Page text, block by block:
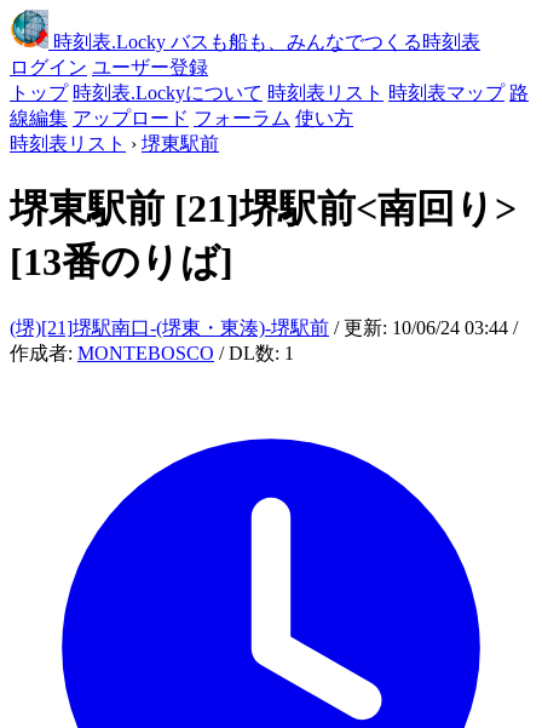
時刻表.Locky バスも船も、みんなでつくる時刻表
ログイン ユーザー登録
トップ 時刻表.Lockyについて 時刻表リスト 時刻表マップ 路
線編集 アップロード フォーラム 使い方
時刻表リスト › 堺東駅前
堺東駅前 [21]堺駅前<南回り>
[13番のりば]
(堺)[21]堺駅南口-(堺東・東湊)-堺駅前 / 更新: 10/06/24 03:44 /
作成者: MONTEBOSCO / DL数: 1